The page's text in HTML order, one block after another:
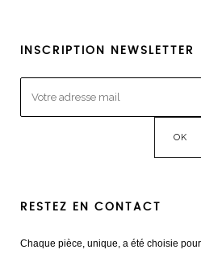
INSCRIPTION NEWSLETTER
RESTEZ EN CONTACT
Chaque pièce, unique, a été choisie